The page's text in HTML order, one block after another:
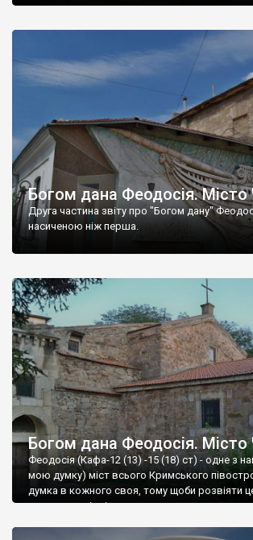
Богом дана Феодосія. Місто
Друга частина звіту про "Богом дану"
насиченою ніж перша.
Богом дана Феодосія. Місто
Феодосія (Кафа-12 (13) -15 (18) ст) - одне з
мою думку) міст всього Кримського
думка в кожного своя, тому щоби розвіяти
запрошую відвідати це